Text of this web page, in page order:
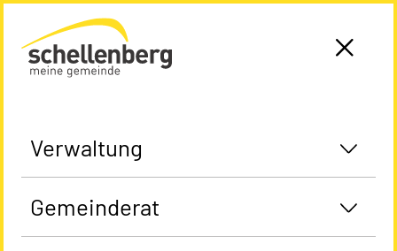
Gemeinde Schellenberg Startseite
Verwaltung
Gemeinderat